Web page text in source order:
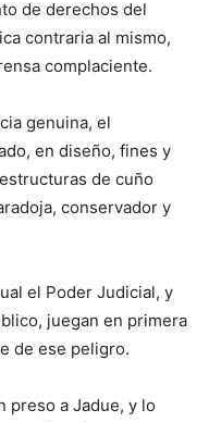
de derechos del
contraria al mismo,
complaciente.
genuina, el
en diseño, fines y
de cuño
conservador y
el Poder Judicial, y
juegan en primera
de ese peligro.
preso a Jadue, y lo